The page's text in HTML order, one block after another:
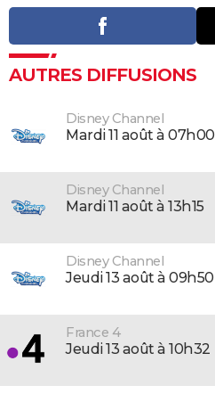
AUTRES DIFFUSIONS
Disney Channel
mardi 11 août à 07h00
Disney Channel
mardi 11 août à 13h15
Disney Channel
jeudi 13 août à 09h50
France 4
jeudi 13 août à 10h32